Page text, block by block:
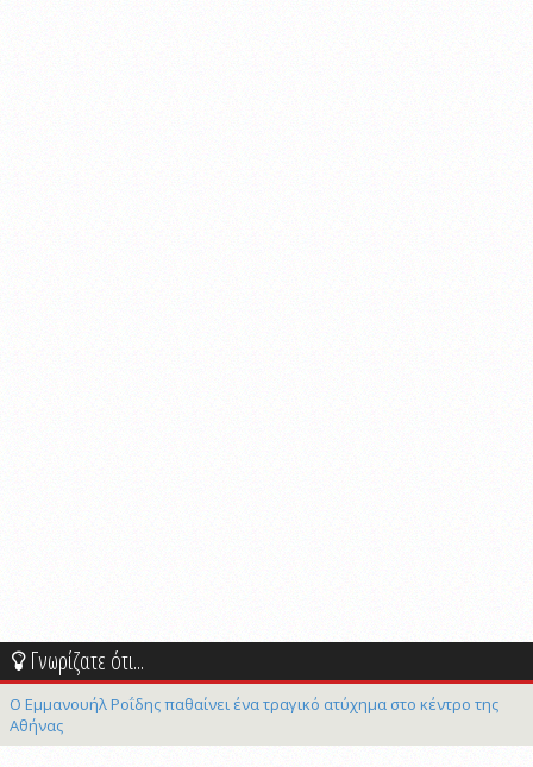
Γνωρίζατε ότι...
Ο Εμμανουήλ Ροΐδης παθαίνει ένα τραγικό ατύχημα στο κέντρο της
Αθήνας